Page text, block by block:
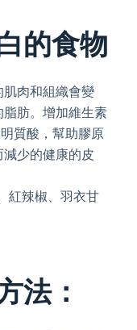
的食物
肉和組織會變
肪。增加維生素
質酸，幫助膠原
少的健康的皮
紅辣椒、羽衣甘
法：